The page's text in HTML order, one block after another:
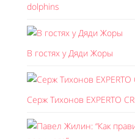
dolphins
В гостях у Дяди Жоры
Серж Тихонов EXPERTO